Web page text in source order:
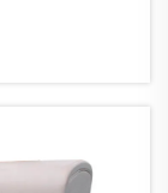
jaki